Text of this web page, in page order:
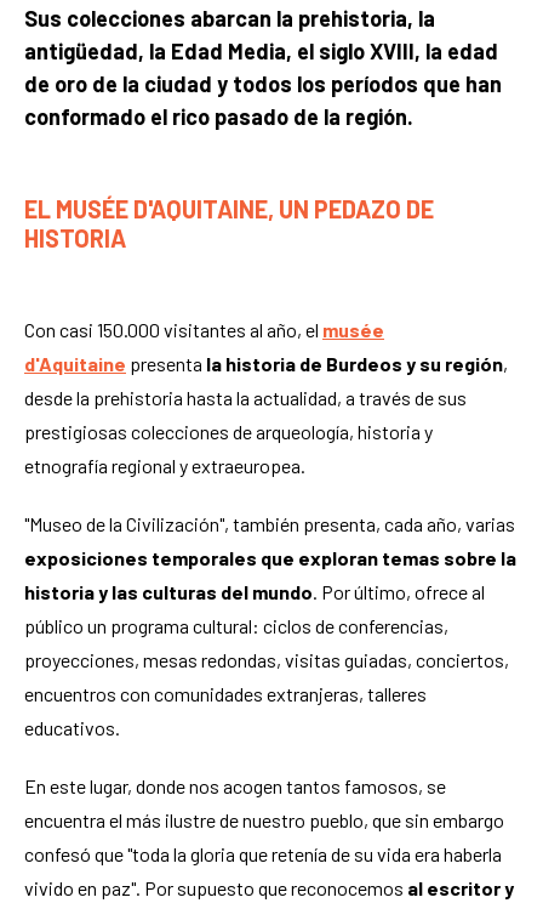
Sus colecciones abarcan la prehistoria, la
antigüedad, la Edad Media, el siglo XVIII, la edad
de oro de la ciudad y todos los períodos que han
conformado el rico pasado de la región.
EL MUSÉE D'AQUITAINE, UN PEDAZO DE
HISTORIA
Con casi 150.000 visitantes al año, el musée
d'Aquitaine presenta la historia de Burdeos y su región,
desde la prehistoria hasta la actualidad, a través de sus
prestigiosas colecciones de arqueología, historia y
etnografía regional y extraeuropea.
"Museo de la Civilización", también presenta, cada año, varias
exposiciones temporales que exploran temas sobre la
historia y las culturas del mundo. Por último, ofrece al
público un programa cultural: ciclos de conferencias,
proyecciones, mesas redondas, visitas guiadas, conciertos,
encuentros con comunidades extranjeras, talleres
educativos.
En este lugar, donde nos acogen tantos famosos, se
encuentra el más ilustre de nuestro pueblo, que sin embargo
confesó que "toda la gloria que retenía de su vida era haberla
vivido en paz". Por supuesto que reconocemos al escritor y